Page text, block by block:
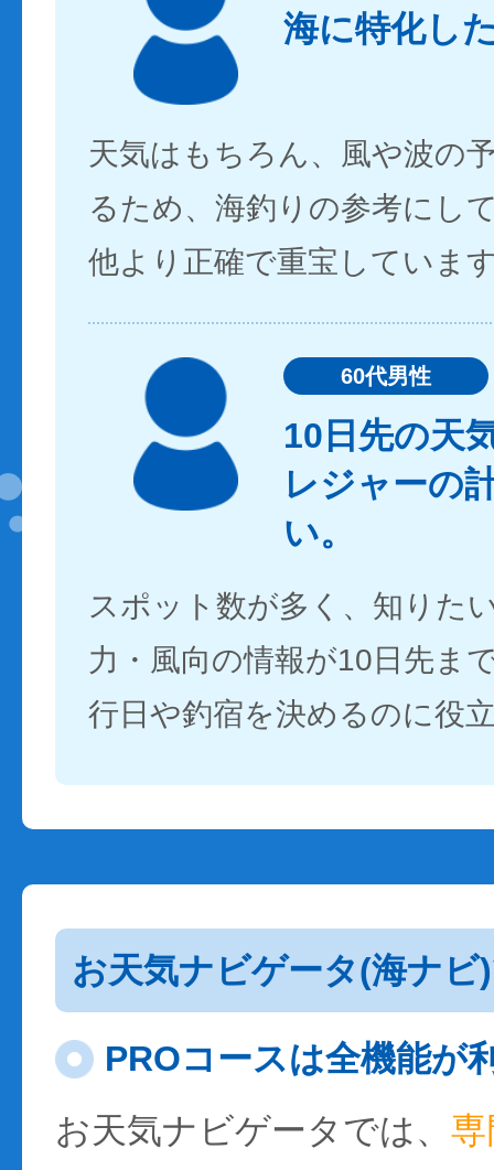
海に特化し
天気はもちろん、風や波の
るため、海釣りの参考にし
他より正確で重宝していま
60代男性
10日先の天
レジャーの
い。
スポット数が多く、知りた
力・風向の情報が10日先ま
行日や釣宿を決めるのに役
お天気ナビゲータ(海ナビ
PROコースは全機能が
お天気ナビゲータでは、